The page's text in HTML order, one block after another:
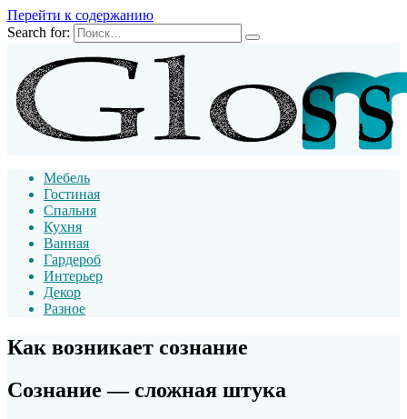
Перейти к содержанию
Search for:
Мебель
Гостиная
Спальня
Кухня
Ванная
Гардероб
Интерьер
Декор
Разное
Как возникает сознание
Сознание — сложная штука